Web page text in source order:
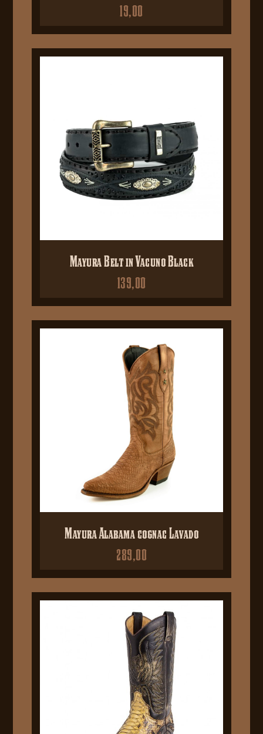
19,00
Mayura Belt in Vacuno Black
139,00
Mayura Alabama cognac Lavado
289,00